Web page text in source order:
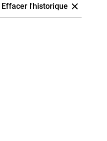
Effacer l'historique